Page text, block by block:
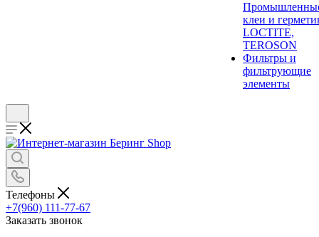
клеи и
LOCTITE,
TEROSON
Фильтры и
фильтрующие
элементы
Телефоны
+7(960) 111-77-67
Заказать звонок